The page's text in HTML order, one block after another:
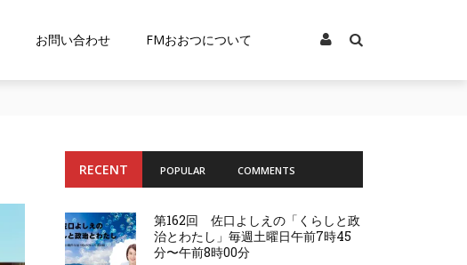
お問い合わせ FMおおつについて
RECENT POPULAR COMMENTS
第162回 佐口よしえの「くらしと政
治とわたし」毎週土曜日午前7時45
分〜午前8時00分